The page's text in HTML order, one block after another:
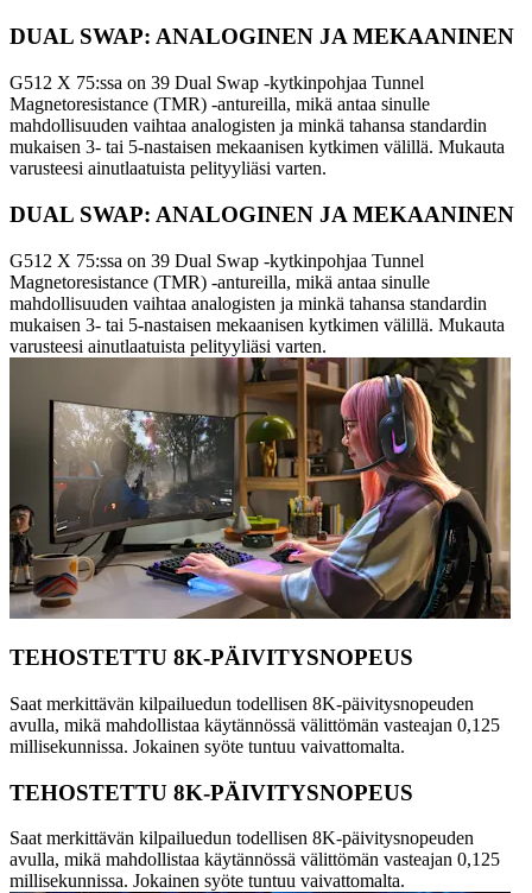
DUAL SWAP: ANALOGINEN JA MEKAANINEN
G512 X 75:ssa on 39 Dual Swap -kytkinpohjaa Tunnel
Magnetoresistance (TMR) -antureilla, mikä antaa sinulle
mahdollisuuden vaihtaa analogisten ja minkä tahansa standardin
mukaisen 3- tai 5-nastaisen mekaanisen kytkimen välillä. Mukauta
varusteesi ainutlaatuista pelityyliäsi varten.
DUAL SWAP: ANALOGINEN JA MEKAANINEN
G512 X 75:ssa on 39 Dual Swap -kytkinpohjaa Tunnel
Magnetoresistance (TMR) -antureilla, mikä antaa sinulle
mahdollisuuden vaihtaa analogisten ja minkä tahansa standardin
mukaisen 3- tai 5-nastaisen mekaanisen kytkimen välillä. Mukauta
varusteesi ainutlaatuista pelityyliäsi varten.
TEHOSTETTU 8K-PÄIVITYSNOPEUS
Saat merkittävän kilpailuedun todellisen 8K-päivitysnopeuden
avulla, mikä mahdollistaa käytännössä välittömän vasteajan 0,125
millisekunnissa. Jokainen syöte tuntuu vaivattomalta.
TEHOSTETTU 8K-PÄIVITYSNOPEUS
Saat merkittävän kilpailuedun todellisen 8K-päivitysnopeuden
avulla, mikä mahdollistaa käytännössä välittömän vasteajan 0,125
millisekunnissa. Jokainen syöte tuntuu vaivattomalta.